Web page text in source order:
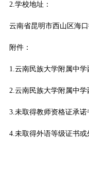
2.学校地址：
云南省昆明市西山区海
附件：
1.云南民族大学附属中
2.云南民族大学附属中
3.未取得教师资格证承诺
4.未取得外语等级证书